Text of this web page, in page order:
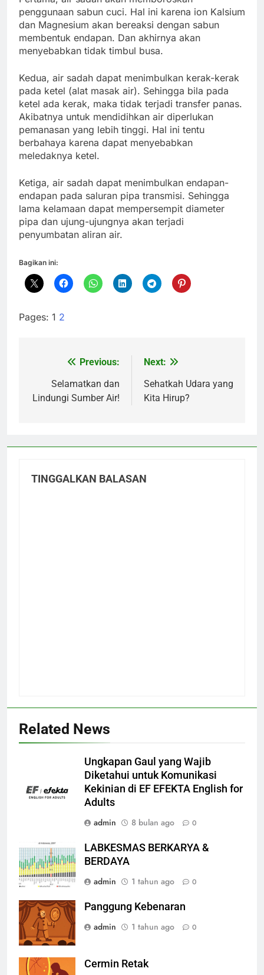
penggunaan sabun cuci. Hal ini karena ion Kalsium
dan Magnesium akan bereaksi dengan sabun
membentuk endapan. Dan akhirnya akan
menyebabkan tidak timbul busa.
Kedua, air sadah dapat menimbulkan kerak-kerak
pada ketel (alat masak air). Sehingga bila pada
ketel ada kerak, maka tidak terjadi transfer panas.
Akibatnya untuk mendidihkan air diperlukan
pemanasan yang lebih tinggi. Hal ini tentu
berbahaya karena dapat menyebabkan
meledaknya ketel.
Ketiga, air sadah dapat menimbulkan endapan-
endapan pada saluran pipa transmisi. Sehingga
lama kelamaan dapat mempersempit diameter
pipa dan ujung-ujungnya akan terjadi
penyumbatan aliran air.
Bagikan ini:
Pages: 1 2
Navigasi
pos
Previous:
Selamatkan dan
Lindungi Sumber Air!
Next:
Sehatkah Udara yang
Kita Hirup?
TINGGALKAN BALASAN
Related News
Ungkapan Gaul yang Wajib
Diketahui untuk Komunikasi
Kekinian di EF EFEKTA English for
Adults
admin
8 bulan ago 0
LABKESMAS BERKARYA &
BERDAYA
admin
1 tahun ago 0
Panggung Kebenaran
admin
1 tahun ago 0
Cermin Retak